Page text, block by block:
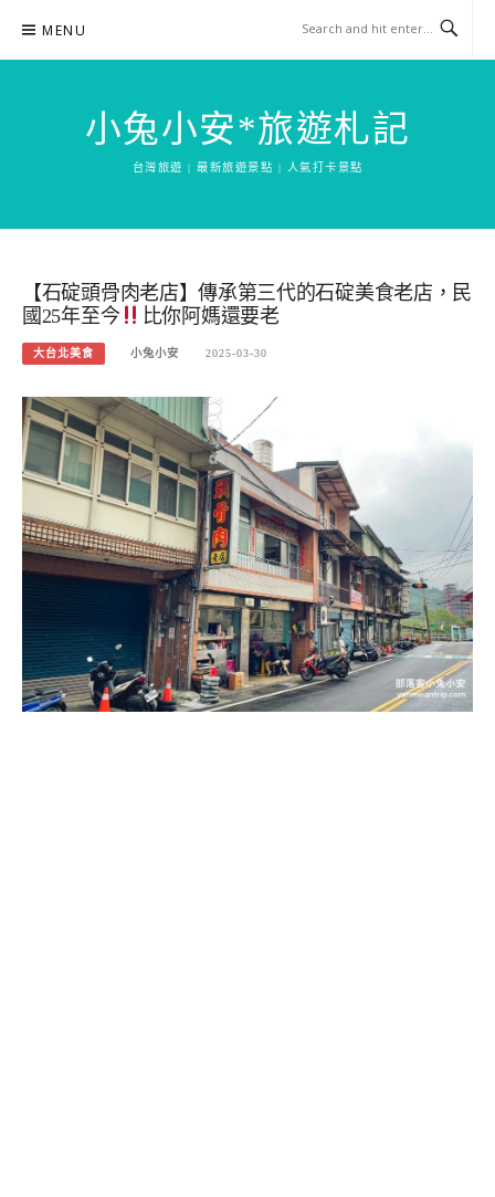
content
MENU
小兔小安*旅遊札記
台灣旅遊 | 最新旅遊景點 | 人氣打卡景點
【石碇頭骨肉老店】傳承第三代的石碇美食老店，民
國25年至今
比你阿媽還要老
大台北美食 小兔小安 2025-03-30